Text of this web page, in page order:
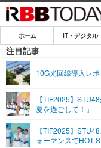
ホーム
IT・デジタル
ネタ
ショッピング
SPEED TEST
エンタメ
エンタメTOP
ライフ
ホーム IT・デジタル
注目記事
10G光回線導入レポ
【TIF2025】
夏を過ごして！」
【TIF2025】
ォーマンスでHOT